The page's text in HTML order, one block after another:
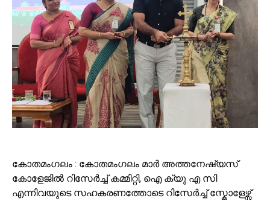
കോതമംഗലം : കോതമംഗലം മാർ അത്തനേഷ്യസ്
കോളേജിൽ റിസേർച്ച് കമ്മിറ്റി, ഐ ക്യു എ സി
എന്നിവയുടെ സഹകരണത്തോടെ റിസേർച്ച് സ്കോളേഴ്സ്